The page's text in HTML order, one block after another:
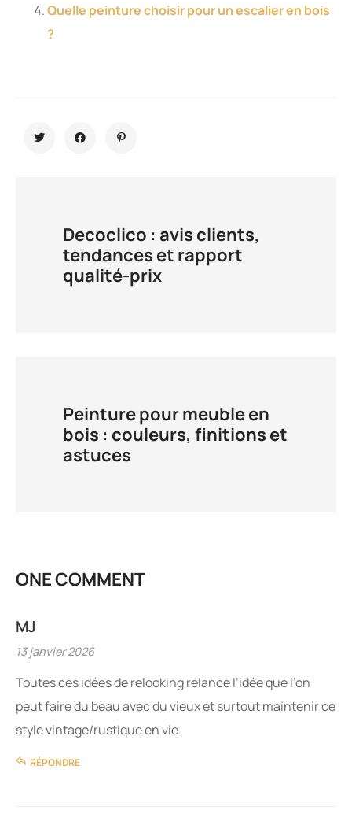
Quelle peinture choisir pour un escalier en bois
?
Decoclico : avis clients,
tendances et rapport
qualité-prix
Peinture pour meuble en
bois : couleurs, finitions et
astuces
ONE COMMENT
MJ
13 janvier 2026
Toutes ces idées de relooking relance l’idée que l’on
peut faire du beau avec du vieux et surtout maintenir ce
style vintage/rustique en vie.
RÉPONDRE